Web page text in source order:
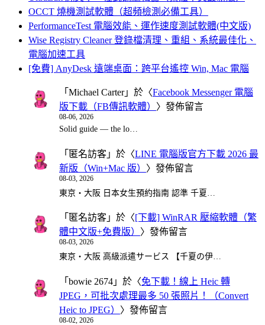
OCCT 燒機測試軟體（超頻檢測必備工具）
PerformanceTest 電腦效能、運作速度測試軟體(中文版)
Wise Registry Cleaner 登錄檔清理、重組、系統最佳化、
電腦加速工具
[免費] AnyDesk 遠端桌面：跨平台遙控 Win, Mac 電腦
「 Michael Carter」於〈Facebook Messenger 電腦
版下載（FB傳訊軟體） 〉發佈留言
08-06, 2026
Solid guide — the lo…
「 匿名訪客 」於〈LINE 電腦版官方下載 2026 最
新版（Win+Mac 版） 〉發佈留言
08-03, 2026
東京・大阪 日本女生預約指南 認準 千夏…
「 匿名訪客 」於〈[下載] WinRAR 壓縮軟體（繁
體中文版+免費版） 〉發佈留言
08-03, 2026
東京・大阪 高級派遣サービス 【千夏の伊…
「 bowie 2674 」於〈免下載！線上 Heic 轉
JPEG，可批次處理最多 50 張照片！（Convert
Heic to JPEG） 〉發佈留言
08-02, 2026